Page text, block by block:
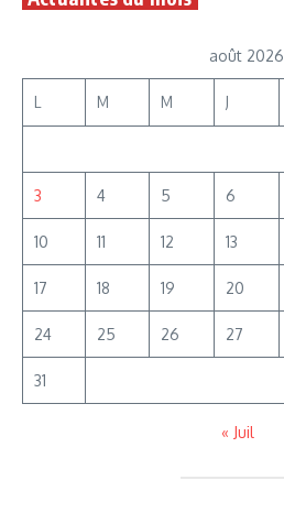
août 2026
L M M J
3 4 5 6
10 11 12 13
17 18 19 20
24 25 26 27
31
« Juil